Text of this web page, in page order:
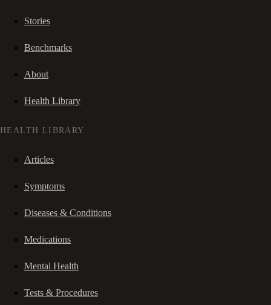
Stories
Benchmarks
About
Health Library
HEALTH LIBRARY
Articles
Symptoms
Diseases & Conditions
Medications
Mental Health
Tests & Procedures